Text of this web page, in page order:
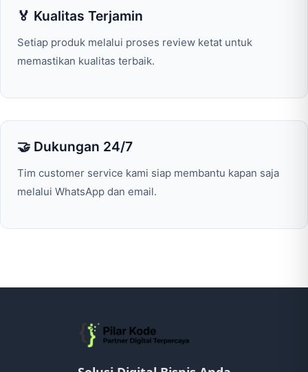
🏅 Kualitas Terjamin
Setiap produk melalui proses review ketat untuk
memastikan kualitas terbaik.
🤝 Dukungan 24/7
Tim customer service kami siap membantu kapan saja
melalui WhatsApp dan email.